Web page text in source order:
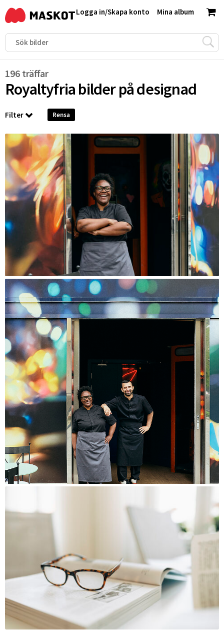
Mina album
Logga in/Skapa konto
196 träffar
Royaltyfria bilder pådesignad
Filter Rensa